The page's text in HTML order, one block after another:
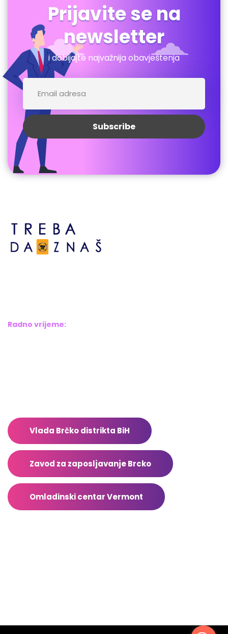
Prijavite se na
newsletter
i dobijajte najvažnija obavještenja
Radno vrijeme:
Vlada Brčko distrikta BiH
Zavod za zaposljavanje Brcko
Omladinski centar Vermont